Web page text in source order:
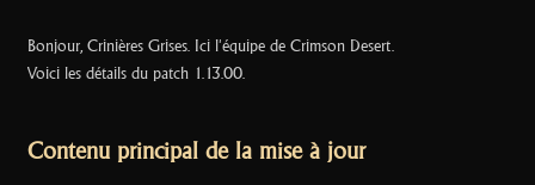
Bonjour, Crinières Grises. Ici l'équipe de Crimson Desert.
Voici les détails du patch 1.13.00.
Contenu principal de la mise à jour